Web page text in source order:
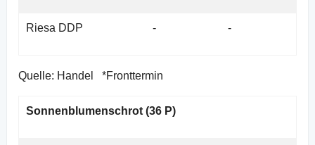
Riesa DDP - -
Quelle: Handel *Fronttermin
Sonnenblumenschrot (36 P)